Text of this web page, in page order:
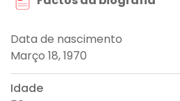
Data de nascimento
Março 18, 1970
Idade